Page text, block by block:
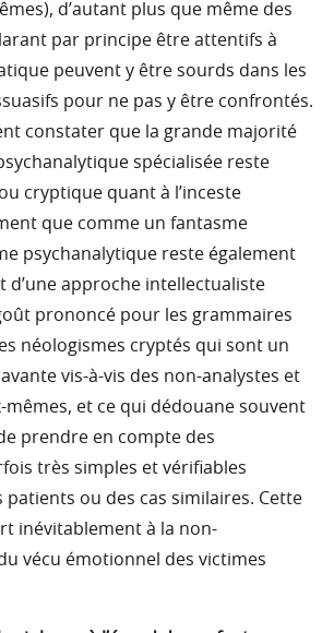
d’autant plus que même des
par principe être attentifs à
peuvent y être sourds dans les
pour ne pas y être confrontés.
constater que la grande majorité
spécialisée reste
cryptique quant à l’inceste
que comme un fantasme
psychanalytique reste également
d’une approche intellectualiste
prononcé pour les grammaires
néologismes cryptés qui sont un
vis-à-vis des non-analystes et
mêmes, et ce qui dédouane souvent
prendre en compte des
très simples et vérifiables
ou des cas similaires. Cette
inévitablement à la non-
vécu émotionnel des victimes